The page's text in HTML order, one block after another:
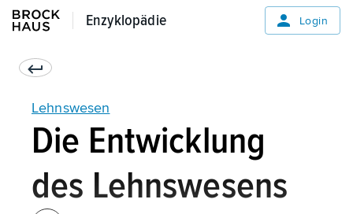
Enzyklopädie
Enzyklopädie Login
Lehnswesen
Die Entwicklung
des Lehnswesens